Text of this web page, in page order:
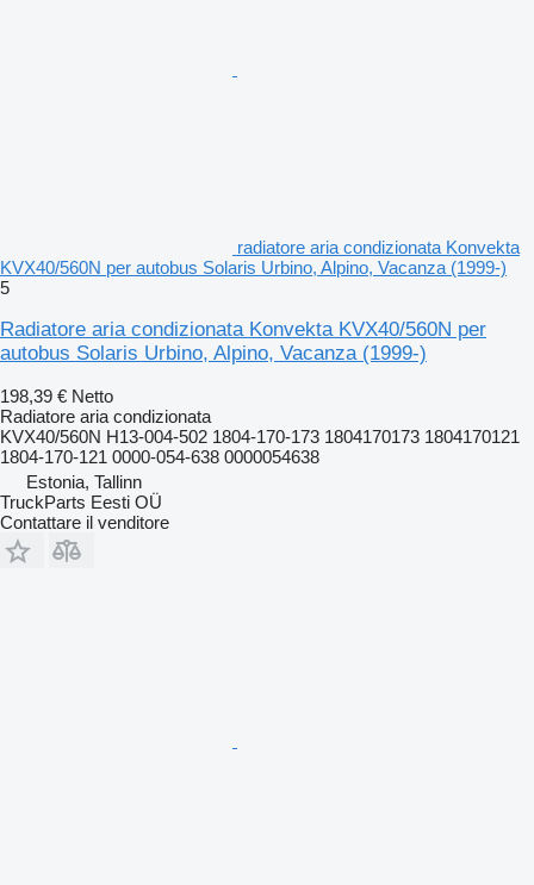
radiatore aria condizionata Konvekta
KVX40/560N per autobus Solaris Urbino, Alpino, Vacanza (1999-)
5
Radiatore aria condizionata Konvekta KVX40/560N per
autobus Solaris Urbino, Alpino, Vacanza (1999-)
198,39 € Netto
Radiatore aria condizionata
KVX40/560N H13-004-502 1804-170-173 1804170173 1804170121
1804-170-121 0000-054-638 0000054638
Estonia, Tallinn
TruckParts Eesti OÜ
Contattare il venditore